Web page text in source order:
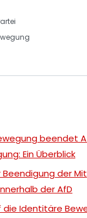
beendet
Ein Überblick
Beendigung der
der AfD
die Identitäre